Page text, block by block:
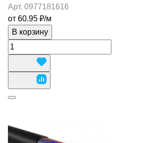
Арт. 0977181616
от 60.95 ₽/м
В корзину